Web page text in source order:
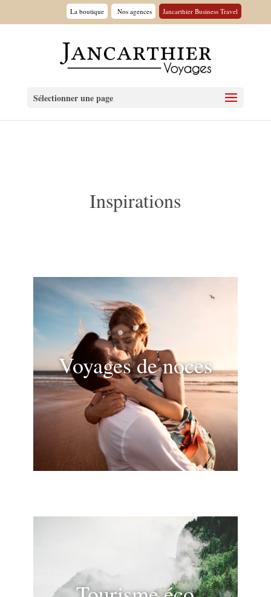
La boutique Nos agences Jancarthier Business Travel
Sélectionner une page
Inspirations
Voyages de noces